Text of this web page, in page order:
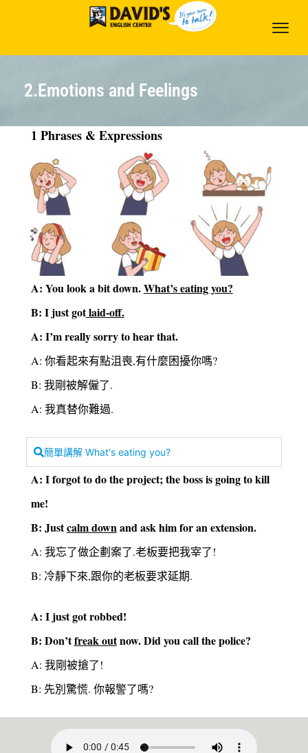
2.Emotions and Feelings
1 Phrases & Expressions
A: You look a bit down.What’s eating you?
B: I just gotlaid-off.
A: I’m really sorry to hear that.
A: 你看起來有點沮喪,有什麼困擾你嗎?
B: 我剛被解僱了.
A: 我真替你難過.
簡單講解 What's eating you?
A: I forgot to do the project; the boss is going to kill
me!
B: Justcalm downand ask him for an extension.
A: 我忘了做企劃案了.老板要把我宰了!
B: 冷靜下來,跟你的老板要求延期.
A: I just got robbed!
B: Don’tfreak outnow. Did you call the police?
A: 我剛被搶了!
B: 先別驚慌. 你報警了嗎?